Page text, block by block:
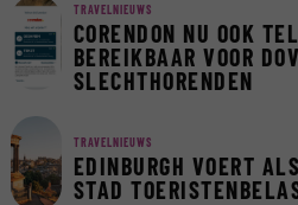
TRAVELNIEUWS
CORENDON NU OOK
BEREIKBAAR VOOR
SLECHTHORENDEN
TRAVELNIEUWS
EDINBURGH VOERT
STAD